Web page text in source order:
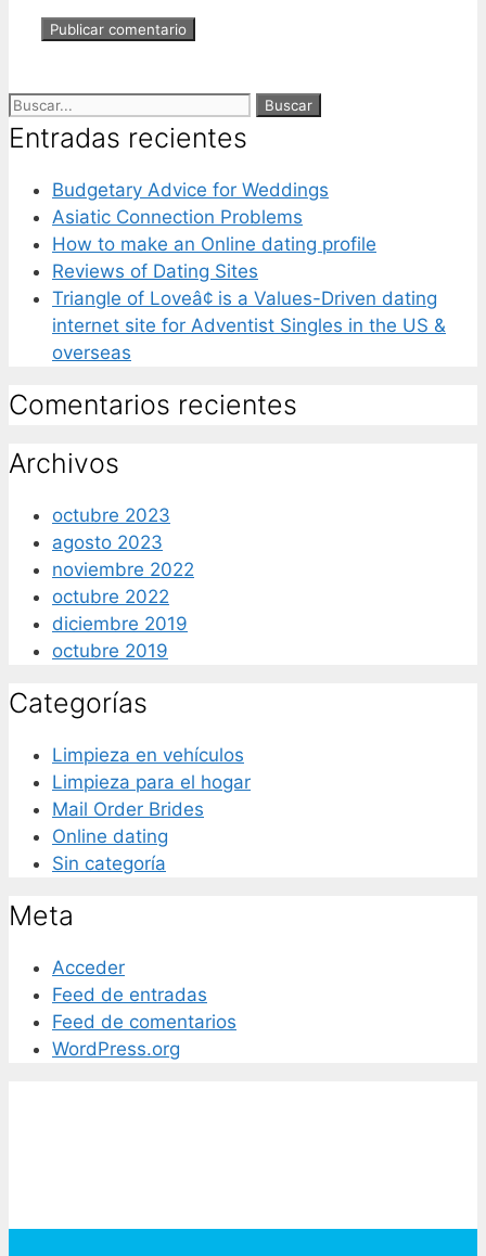
Entradas recientes
Budgetary Advice for Weddings
Asiatic Connection Problems
How to make an Online dating profile
Reviews of Dating Sites
Triangle of Loveâ¢ is a Values-Driven dating
internet site for Adventist Singles in the US &
overseas
Comentarios recientes
Archivos
octubre 2023
agosto 2023
noviembre 2022
octubre 2022
diciembre 2019
octubre 2019
Categorías
Limpieza en vehículos
Limpieza para el hogar
Mail Order Brides
Online dating
Sin categoría
Meta
Acceder
Feed de entradas
Feed de comentarios
WordPress.org